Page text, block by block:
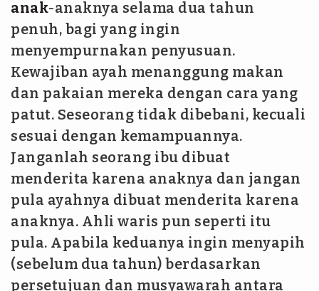
anak-anaknya selama dua tahun
penuh, bagi yang ingin
menyempurnakan penyusuan.
Kewajiban ayah menanggung makan
dan pakaian mereka dengan cara yang
patut. Seseorang tidak dibebani, kecuali
sesuai dengan kemampuannya.
Janganlah seorang ibu dibuat
menderita karena anaknya dan jangan
pula ayahnya dibuat menderita karena
anaknya. Ahli waris pun seperti itu
pula. Apabila keduanya ingin menyapih
(sebelum dua tahun) berdasarkan
persetujuan dan musyawarah antara